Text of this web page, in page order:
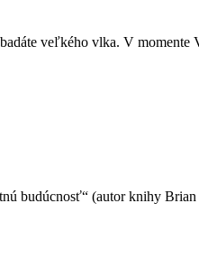
veľkého vlka. V
budúcnosť“ (autor knihy